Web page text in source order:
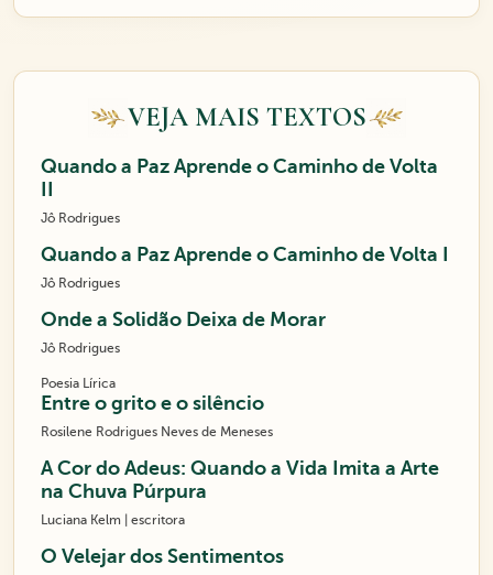
VEJA MAIS TEXTOS
Quando a Paz Aprende o Caminho de Volta
Jô Rodrigues
Quando a Paz Aprende o Caminho de Volta I
Jô Rodrigues
Onde a Solidão Deixa de Morar
Jô Rodrigues
Poesia Lírica
Entre o grito e o silêncio
Rosilene Rodrigues Neves de Meneses
A Cor do Adeus: Quando a Vida Imita a Arte
na Chuva Púrpura
Luciana Kelm | escritora
O Velejar dos Sentimentos